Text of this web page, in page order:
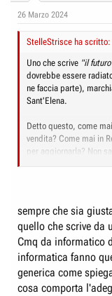
s
26 Marzo 2024
StelleStrisce ha scritto:
Uno che scrive "il
dovrebbe essere
ne faccia parte),
Sant'Elena.
Detto questo, come
vendita? Come mai in
per aggiornarla? Non
vicina alla
sempre che sia
quello che scrive da
Cmq da informatico
informatica fanno
generica come
cosa comporta